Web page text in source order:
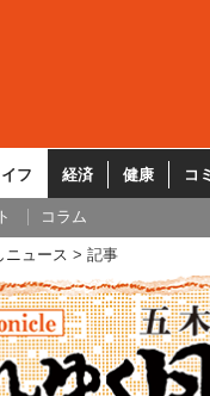
フ 経済 健康 コ
コラム
ニュース 記事